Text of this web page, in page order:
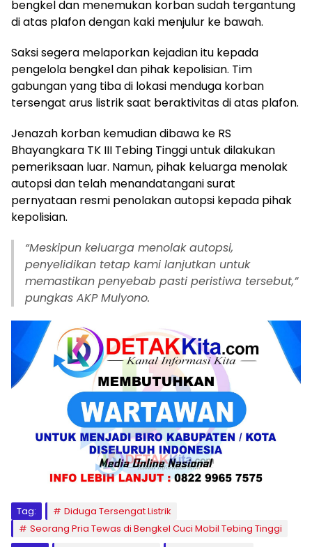
bengkel dan menemukan korban sudah tergantung
di atas plafon dengan kaki menjulur ke bawah.
Saksi segera melaporkan kejadian itu kepada
pengelola bengkel dan pihak kepolisian. Tim
gabungan yang tiba di lokasi menduga korban
tersengat arus listrik saat beraktivitas di atas plafon.
Jenazah korban kemudian dibawa ke RS
Bhayangkara TK III Tebing Tinggi untuk dilakukan
pemeriksaan luar. Namun, pihak keluarga menolak
autopsi dan telah menandatangani surat
pernyataan resmi penolakan autopsi kepada pihak
kepolisian.
“Meskipun keluarga menolak autopsi,
penyelidikan tetap kami lanjutkan untuk
memastikan penyebab pasti peristiwa tersebut,”
pungkas AKP Mulyono.
Tag:
Diduga Tersengat Listrik
Seorang Pria Tewas di Bengkel Cuci Mobil Tebing Tinggi